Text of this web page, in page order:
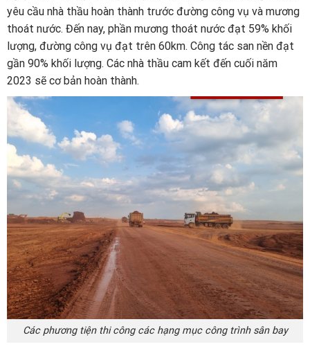
yêu cầu nhà thầu hoàn thành trước đường công vụ và mương
thoát nước. Đến nay, phần mương thoát nước đạt 59% khối
lượng, đường công vụ đạt trên 60km. Công tác san nền đạt
gần 90% khối lượng. Các nhà thầu cam kết đến cuối năm
2023 sẽ cơ bản hoàn thành.
Các phương tiện thi công các hạng mục công trình sân bay